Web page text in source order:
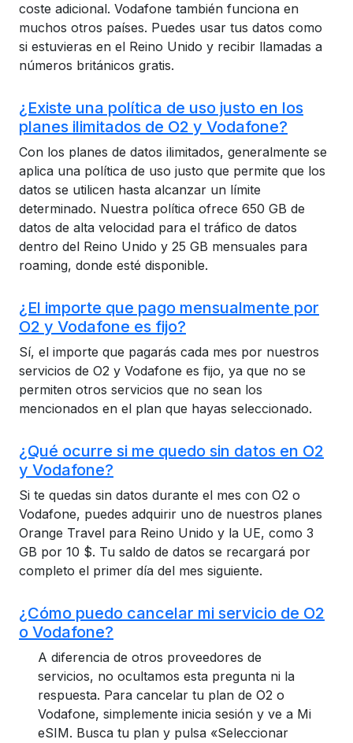
coste adicional. Vodafone también funciona en
muchos otros países. Puedes usar tus datos como
si estuvieras en el Reino Unido y recibir llamadas a
números británicos gratis.
¿Existe una política de uso justo en los
planes ilimitados de O2 y Vodafone?
Con los planes de datos ilimitados, generalmente se
aplica una política de uso justo que permite que los
datos se utilicen hasta alcanzar un límite
determinado. Nuestra política ofrece 650 GB de
datos de alta velocidad para el tráfico de datos
dentro del Reino Unido y 25 GB mensuales para
roaming, donde esté disponible.
¿El importe que pago mensualmente por
O2 y Vodafone es fijo?
Sí, el importe que pagarás cada mes por nuestros
servicios de O2 y Vodafone es fijo, ya que no se
permiten otros servicios que no sean los
mencionados en el plan que hayas seleccionado.
¿Qué ocurre si me quedo sin datos en O2
y Vodafone?
Si te quedas sin datos durante el mes con O2 o
Vodafone, puedes adquirir uno de nuestros planes
Orange Travel para Reino Unido y la UE, como 3
GB por 10 $. Tu saldo de datos se recargará por
completo el primer día del mes siguiente.
¿Cómo puedo cancelar mi servicio de O2
o Vodafone?
A diferencia de otros proveedores de
servicios, no ocultamos esta pregunta ni la
respuesta. Para cancelar tu plan de O2 o
Vodafone, simplemente inicia sesión y ve a Mi
eSIM. Busca tu plan y pulsa «Seleccionar